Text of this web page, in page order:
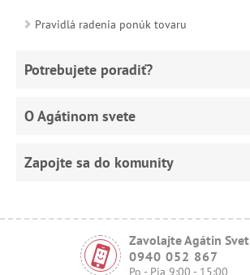
Pravidlá radenia ponúk tovaru
Potrebujete poradiť?
O Agátinom svete
Zapojte sa do komunity
Zavolajte Agátin Svet
0940 052 867
Po - Pia 9:00 - 15:00